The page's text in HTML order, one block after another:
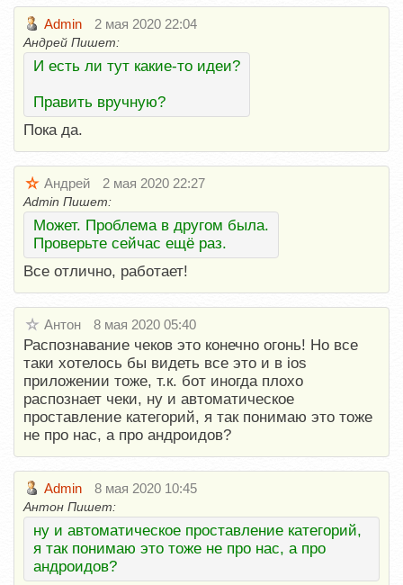
Admin 2 мая 2020 22:04
Андрей Пишет:
И есть ли тут какие-то идеи?
Править вручную?
Пока да.
Андрей 2 мая 2020 22:27
Admin Пишет:
Может. Проблема в другом была.
Проверьте сейчас ещё раз.
Все отлично, работает!
Антон 8 мая 2020 05:40
Распознавание чеков это конечно огонь! Но все
таки хотелось бы видеть все это и в ios
приложении тоже, т.к. бот иногда плохо
распознает чеки, ну и автоматическое
проставление категорий, я так понимаю это тоже
не про нас, а про андроидов?
Admin 8 мая 2020 10:45
Антон Пишет:
ну и автоматическое проставление категорий,
я так понимаю это тоже не про нас, а про
андроидов?